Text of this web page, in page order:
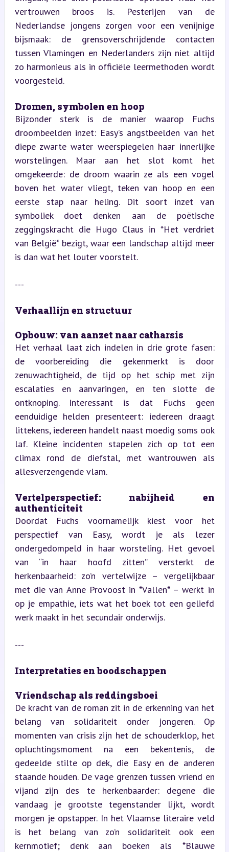
vertrouwen broos is. Pesterijen van de
Nederlandse jongens zorgen voor een venijnige
bijsmaak: de grensoverschrijdende contacten
tussen Vlamingen en Nederlanders zijn niet altijd
zo harmonieus als in officiële leermethoden wordt
voorgesteld.
Dromen, symbolen en hoop
Bijzonder sterk is de manier waarop Fuchs
droombeelden inzet: Easy’s angstbeelden van het
diepe zwarte water weerspiegelen haar innerlijke
worstelingen. Maar aan het slot komt het
omgekeerde: de droom waarin ze als een vogel
boven het water vliegt, teken van hoop en een
eerste stap naar heling. Dit soort inzet van
symboliek doet denken aan de poëtische
zeggingskracht die Hugo Claus in *Het verdriet
van België* bezigt, waar een landschap altijd meer
is dan wat het louter voorstelt.
---
Verhaallijn en structuur
Opbouw: van aanzet naar catharsis
Het verhaal laat zich indelen in drie grote fasen:
de voorbereiding die gekenmerkt is door
zenuwachtigheid, de tijd op het schip met zijn
escalaties en aanvaringen, en ten slotte de
ontknoping. Interessant is dat Fuchs geen
eenduidige helden presenteert: iedereen draagt
littekens, iedereen handelt naast moedig soms ook
laf. Kleine incidenten stapelen zich op tot een
climax rond de diefstal, met wantrouwen als
allesverzengende vlam.
Vertelperspectief: nabijheid en
authenticiteit
Doordat Fuchs voornamelijk kiest voor het
perspectief van Easy, wordt je als lezer
ondergedompeld in haar worsteling. Het gevoel
van “in haar hoofd zitten” versterkt de
herkenbaarheid: zo’n vertelwijze – vergelijkbaar
met die van Anne Provoost in *Vallen* – werkt in
op je empathie, iets wat het boek tot een geliefd
werk maakt in het secundair onderwijs.
---
Interpretaties en boodschappen
Vriendschap als reddingsboei
De kracht van de roman zit in de erkenning van het
belang van solidariteit onder jongeren. Op
momenten van crisis zijn het de schouderklop, het
opluchtingsmoment na een bekentenis, de
gedeelde stilte op dek, die Easy en de anderen
staande houden. De vage grenzen tussen vriend en
vijand zijn des te herkenbaarder: degene die
vandaag je grootste tegenstander lijkt, wordt
morgen je opstapper. In het Vlaamse literaire veld
is het belang van zo’n solidariteit ook een
kernmotief; denk aan boeken als *Blauwe